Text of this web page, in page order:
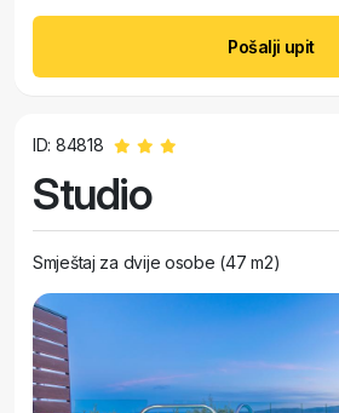
Pošalji upit
ID: 84818
Studio
Smještaj za dvije osobe (47 m2)